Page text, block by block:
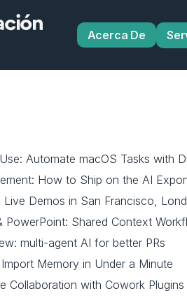
Acerca De
Automate macOS Tasks with
How to Ship on the AI
Live Demos in San Francisco,
PowerPoint: Shared Context
multi-agent AI for better PRs
Memory in Under a Minute
Collaboration with Cowork Plugins